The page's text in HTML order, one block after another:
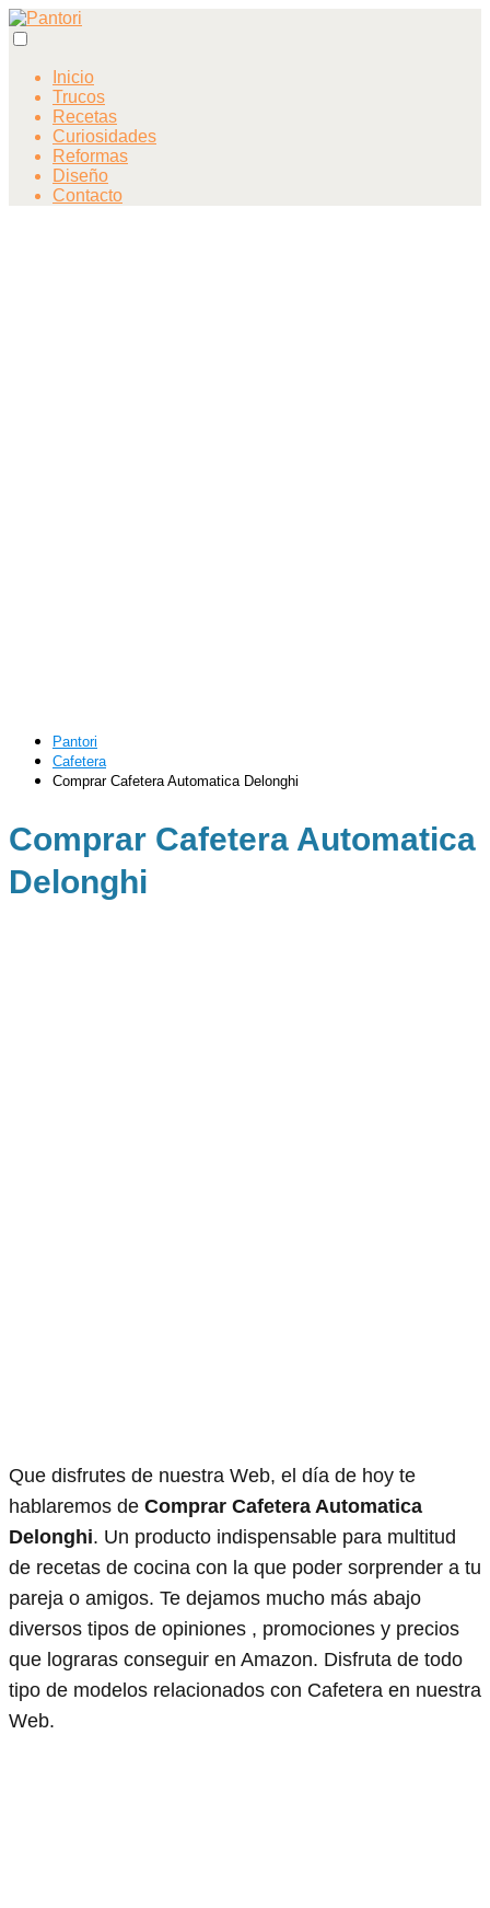
Inicio
Trucos
Recetas
Curiosidades
Reformas
Diseño
Contacto
Pantori
Cafetera
Comprar Cafetera Automatica Delonghi
Comprar Cafetera Automatica
Delonghi
Que disfrutes de nuestra Web, el día de hoy te
hablaremos de Comprar Cafetera Automatica
Delonghi. Un producto indispensable para multitud
de recetas de cocina con la que poder sorprender a tu
pareja o amigos. Te dejamos mucho más abajo
diversos tipos de opiniones , promociones y precios
que lograras conseguir en Amazon. Disfruta de todo
tipo de modelos relacionados con Cafetera en nuestra
Web.